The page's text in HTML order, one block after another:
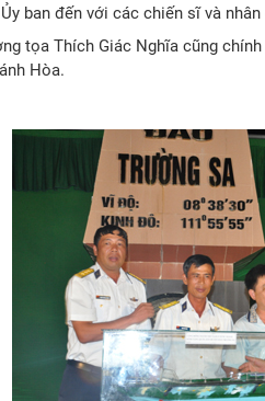
ban đến với các chiến sĩ và nhân
tọa Thích Giác Nghĩa cũng
Hòa.